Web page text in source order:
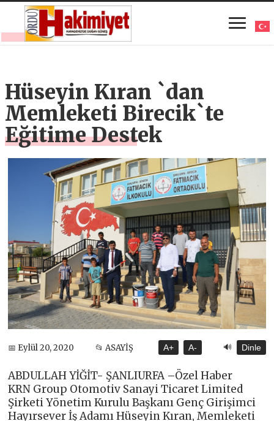
Hüseyin Kıran `dan
Memleketi Birecik`te
Eğitime Destek
📅 Eylül 20, 2020 📂 ASAYİŞ A+ A- 🔊 Dinle
ABDULLAH YİĞİT- ŞANLIURFA –Özel Haber
KRN Group Otomotiv Sanayi Ticaret Limited
Şirketi Yönetim Kurulu Başkanı Genç Girişimci
Hayırsever İş Adamı Hüseyin Kıran, Memleketi